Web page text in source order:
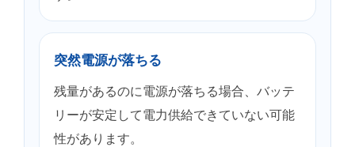
突然電源が落ちる
残量があるのに電源が落ちる場合、バッテ
リーが安定して電力供給できていない可能
性があります。